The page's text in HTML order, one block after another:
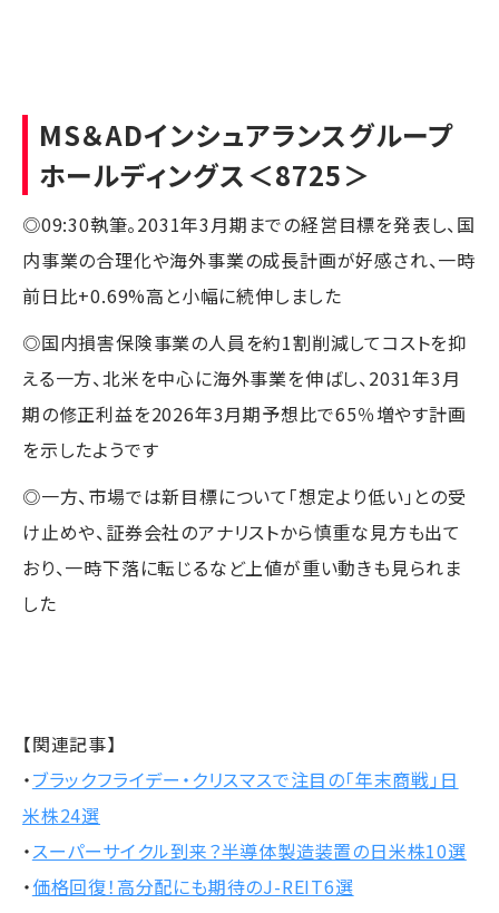
MS＆ADインシュアランスグループ
ホールディングス＜8725＞
◎09:30執筆。2031年3月期までの経営目標を発表し、国
内事業の合理化や海外事業の成長計画が好感され、一時
前日比+0.69%高と小幅に続伸しました
◎国内損害保険事業の人員を約1割削減してコストを抑
える一方、北米を中心に海外事業を伸ばし、2031年3月
期の修正利益を2026年3月期予想比で65％増やす計画
を示したようです
◎一方、市場では新目標について「想定より低い」との受
け止めや、証券会社のアナリストから慎重な見方も出て
おり、一時下落に転じるなど上値が重い動きも見られま
した
【関連記事】
・ブラックフライデー・クリスマスで注目の「年末商戦」日
米株24選
・スーパーサイクル到来？半導体製造装置の日米株10選
・価格回復！高分配にも期待のJ-REIT6選